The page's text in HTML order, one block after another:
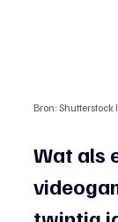
Bron: Shutterstock
Wat als